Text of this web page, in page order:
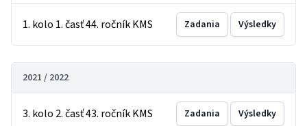
1. kolo 1. časť 44. ročník KMS Zadania Výsledky
2021 / 2022
3. kolo 2. časť 43. ročník KMS Zadania Výsledky